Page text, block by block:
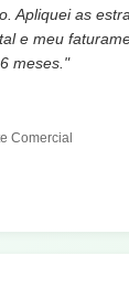
Apliquei as
e meu
meses."
Comercial